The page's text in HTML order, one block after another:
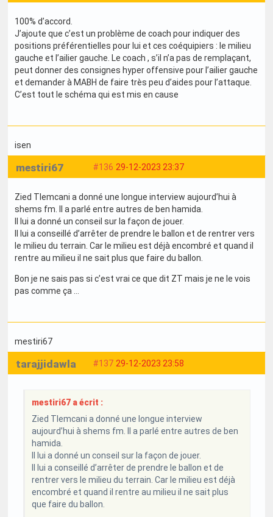
100% d’accord.
J’ajoute que c’est un problème de coach pour indiquer des
positions préférentielles pour lui et ces coéquipiers : le milieu
gauche et l’ailier gauche. Le coach , s’il n’a pas de remplaçant,
peut donner des consignes hyper offensive pour l’ailier gauche
et demander à MABH de faire très peu d’aides pour l’attaque.
C’est tout le schéma qui est mis en cause
isen
#136 29-12-2023 23:37
mestiri67
Zied Tlemcani a donné une longue interview aujourd’hui à
shems fm. Il a parlé entre autres de ben hamida.
Il lui a donné un conseil sur la façon de jouer.
Il lui a conseillé d’arrêter de prendre le ballon et de rentrer vers
le milieu du terrain. Car le milieu est déjà encombré et quand il
rentre au milieu il ne sait plus que faire du ballon.
Bon je ne sais pas si c’est vrai ce que dit ZT mais je ne le vois
pas comme ça …
mestiri67
#137 29-12-2023 23:58
tarajjidawla
mestiri67 a écrit :
Zied Tlemcani a donné une longue interview
aujourd’hui à shems fm. Il a parlé entre autres de ben
hamida.
Il lui a donné un conseil sur la façon de jouer.
Il lui a conseillé d’arrêter de prendre le ballon et de
rentrer vers le milieu du terrain. Car le milieu est déjà
encombré et quand il rentre au milieu il ne sait plus
que faire du ballon.